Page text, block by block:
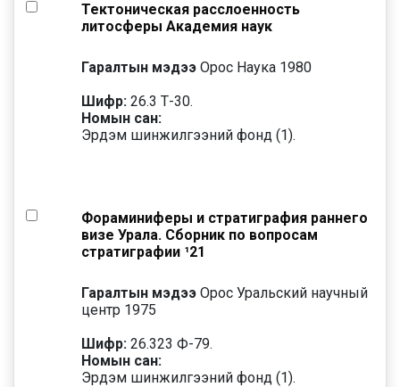
Тектоническая расслоенность
литосферы Академия наук
Гаралтын мэдээ Орос Наука 1980
Шифр: 26.3 Т-30.
Номын сан:
Эрдэм шинжилгээний фонд (1).
Фораминиферы и стратиграфия раннего
визе Урала. Сборник по вопросам
стратиграфии ¹21
Гаралтын мэдээ Орос Уральский научный
центр 1975
Шифр: 26.323 Ф-79.
Номын сан:
Эрдэм шинжилгээний фонд (1).